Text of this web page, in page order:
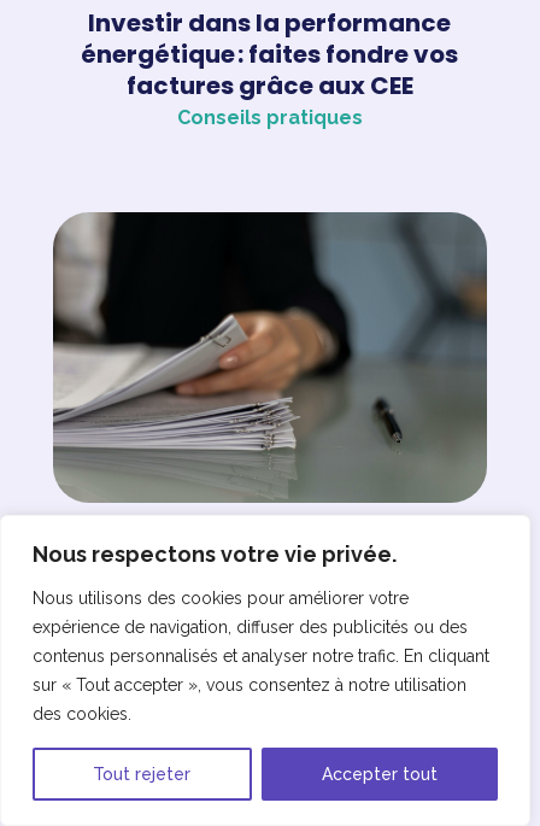
Nous respectons votre vie privée.
Nous utilisons des cookies pour améliorer votre
expérience de navigation, diffuser des publicités ou des
contenus personnalisés et analyser notre trafic. En cliquant
sur « Tout accepter », vous consentez à notre utilisation
des cookies.
Tout rejeter Accepter tout
Investir dans la performance
énergétique : faites fondre vos
factures grâce aux CEE
Conseils pratiques
Fraudes CEE : pourquoi la
rigueur est essentielle pour
sécuriser vos dossiers ?
Conseils pratiques